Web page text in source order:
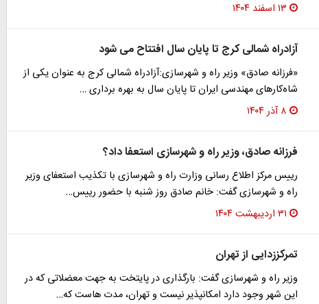
۱۳ اسفند ۱۴۰۴
آزادراه شمالی کرج تا پایان سال افتتاح می شود
«فرزانه صادق» وزیر راه و شهرسازی:آزادراه شمالی کرج به عنوان یکی از
شاه‌کارهای مهندسی ایران تا پایان سال به بهره برداری …
۸ آذر ۱۴۰۴
فرزانه صادق، وزیر راه و شهرسازی استعفا داد؟
رییس مرکز اطلاع رسانی وزارت راه و شهرسازی با تکذیب استعفای وزیر
راه و شهرسازی گفت: خانم صادق روز شنبه با حضور رییس…
۳۱ اردیبهشت ۱۴۰۴
تمرکززدایی از تهران
وزیر راه و شهرسازی گفت: بارگذاری در پایتخت به جهت معضلاتی که در
این شهر وجود دارد امکانپذیر نیست و تهران، مدت هاست که…